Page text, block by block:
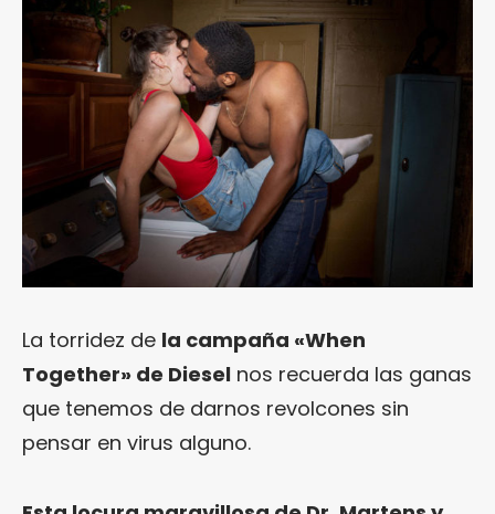
La torridez de la campaña «When
Together» de Diesel nos recuerda las ganas
que tenemos de darnos revolcones sin
pensar en virus alguno.